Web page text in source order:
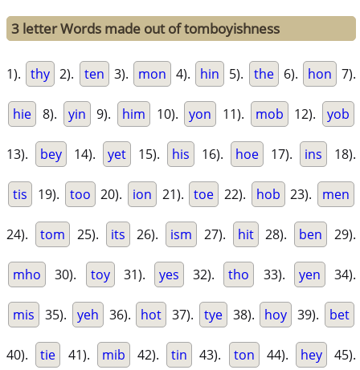
3 letter Words made out of tomboyishness
1). thy 2). ten 3). mon 4). hin 5). the 6). hon 7).
hie 8). yin 9). him 10). yon 11). mob 12). yob
13). bey 14). yet 15). his 16). hoe 17). ins 18).
tis 19). too 20). ion 21). toe 22). hob 23). men
24). tom 25). its 26). ism 27). hit 28). ben 29).
mho 30). toy 31). yes 32). tho 33). yen 34).
mis 35). yeh 36). hot 37). tye 38). hoy 39). bet
40). tie 41). mib 42). tin 43). ton 44). hey 45).